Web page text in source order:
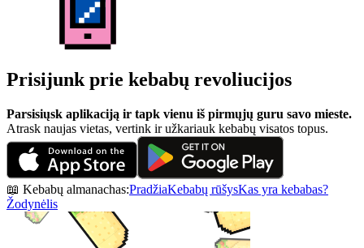
Prisijunk prie kebabų revoliucijos
Parsisiųsk aplikaciją ir tapk vienu iš pirmųjų guru savo mieste.
Atrask naujas vietas, vertink ir užkariauk kebabų visatos topus.
📖 Kebabų almanachas:PradžiaKebabų rūšysKas yra kebabas?
Žodynėlis